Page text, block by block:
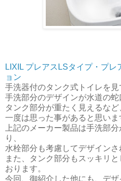
LIXIL プレアスLSタイプ・プ
ョン
手洗器付のタンク式トイレを見
手洗部分のデザインが水道の蛇
タンク部分が重たく見えるなど
一度は思った事があると思いま
上記のメーカー製品は手洗部
り、
水栓部分も考慮してデザインさ
また、タンク部分もスッキリ
おります。
今回、御紹介した他にも、デ